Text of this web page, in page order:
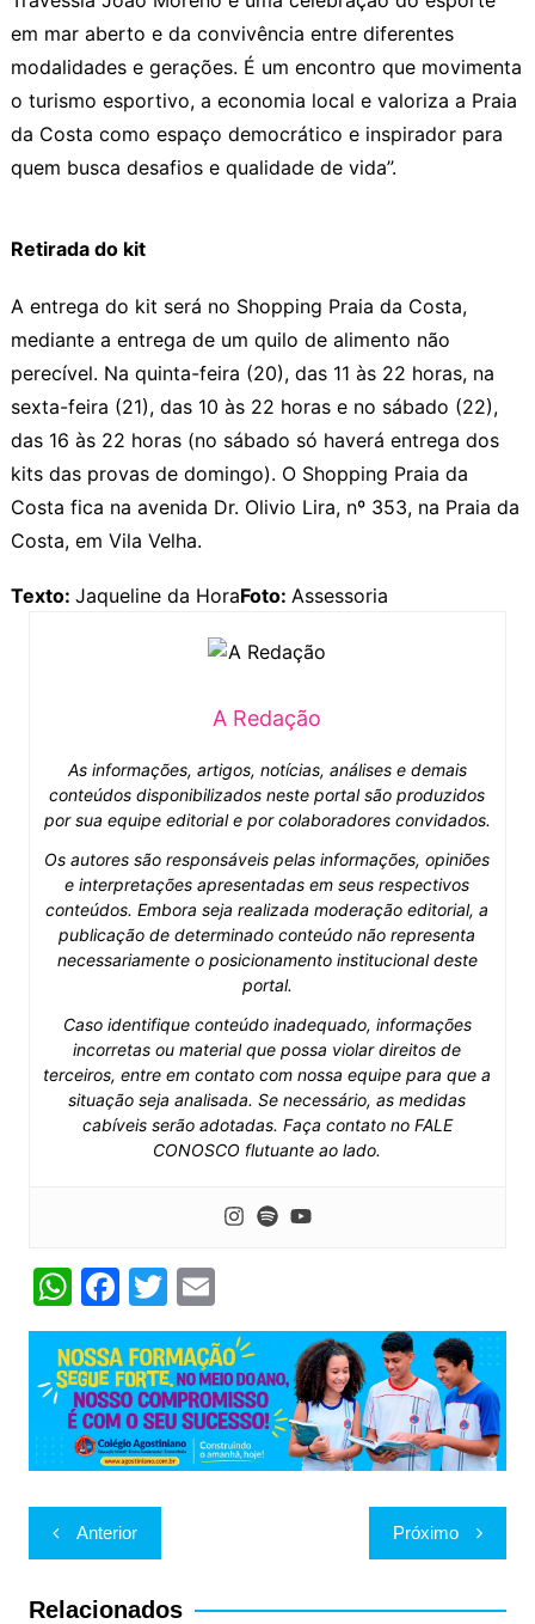
em mar aberto e da convivência entre diferentes
modalidades e gerações. É um encontro que movimenta
o turismo esportivo, a economia local e valoriza a Praia
da Costa como espaço democrático e inspirador para
quem busca desafios e qualidade de vida”.
Retirada do kit
A entrega do kit será no Shopping Praia da Costa,
mediante a entrega de um quilo de alimento não
perecível. Na quinta-feira (20), das 11 às 22 horas, na
sexta-feira (21), das 10 às 22 horas e no sábado (22),
das 16 às 22 horas (no sábado só haverá entrega dos
kits das provas de domingo). O Shopping Praia da
Costa fica na avenida Dr. Olivio Lira, nº 353, na Praia da
Costa, em Vila Velha.
Texto: Jaqueline da HoraFoto: Assessoria
A Redação
As informações, artigos, notícias, análises e demais
conteúdos disponibilizados neste portal são produzidos
por sua equipe editorial e por colaboradores convidados.
Os autores são responsáveis pelas informações, opiniões
e interpretações apresentadas em seus respectivos
conteúdos. Embora seja realizada moderação editorial, a
publicação de determinado conteúdo não representa
necessariamente o posicionamento institucional deste
portal.
Caso identifique conteúdo inadequado, informações
incorretas ou material que possa violar direitos de
terceiros, entre em contato com nossa equipe para que a
situação seja analisada. Se necessário, as medidas
cabíveis serão adotadas. Faça contato no FALE
CONOSCO flutuante ao lado.
W
h
at
s
A
p
p
F
a
c
e
b
o
o
k
T
w
itt
er
E
m
ai
l
Navegação
de
Post
Anterior Próximo
Relacionados